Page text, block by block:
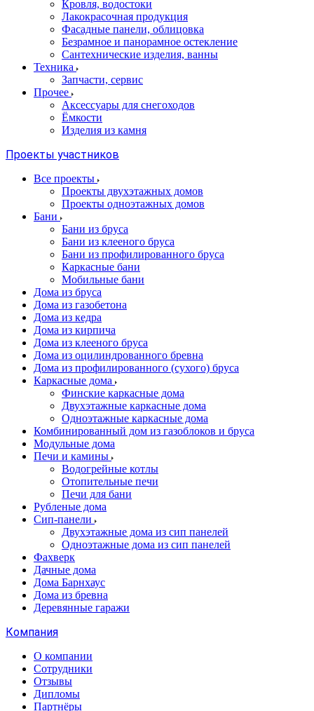
Кровля, водостоки
Лакокрасочная продукция
Фасадные панели, облицовка
Безрамное и панорамное остекление
Сантехнические изделия, ванны
Техника
Запчасти, сервис
Прочее
Аксессуары для снегоходов
Ёмкости
Изделия из камня
Проекты участников
Все проекты
Проекты двухэтажных домов
Проекты одноэтажных домов
Бани
Бани из бруса
Бани из клееного бруса
Бани из профилированного бруса
Каркасные бани
Мобильные бани
Дома из бруса
Дома из газобетона
Дома из кедра
Дома из кирпича
Дома из клееного бруса
Дома из оцилиндрованного бревна
Дома из профилированного (сухого) бруса
Каркасные дома
Финские каркасные дома
Двухэтажные каркасные дома
Одноэтажные каркасные дома
Комбинированный дом из газоблоков и бруса
Модульные дома
Печи и камины
Водогрейные котлы
Отопительные печи
Печи для бани
Рубленые дома
Сип-панели
Двухэтажные дома из сип панелей
Одноэтажные дома из сип панелей
Фахверк
Дачные дома
Дома Барнхаус
Дома из бревна
Деревянные гаражи
Компания
О компании
Сотрудники
Отзывы
Дипломы
Партнёры